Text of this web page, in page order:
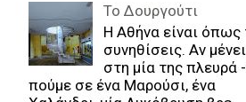
Το Δουργούτι
Η Αθήνα είναι όπως
συνηθίσεις. Αν
στη μία της πλευρά
πούμε σε ένα Μαρούσι, ένα